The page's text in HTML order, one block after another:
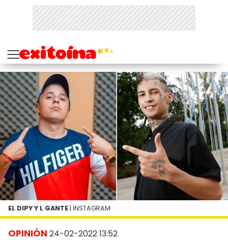
OPINIÓN 24-02-2022 13:52
EL DIPY Y L GANTE | INSTAGRAM